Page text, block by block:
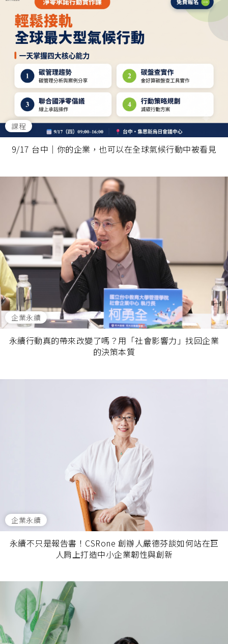
課程
9/17 台中｜你的企業，也可以在全球氣候行動中被看見
企業永續
永續行動真的帶來改變了嗎？用「社會影響力」找回企業
的決策本質
企業永續
永續不只是報告書！CSRone 創辦人嚴德芬談如何站在巨
人肩上打造中小企業韌性與創新